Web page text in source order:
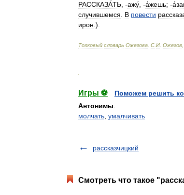
РАССКАЗА́ТЬ , -ажу́ , -а́жешь; -
случившемся
В повести
ирон .).
Толковый словарь Ожегова С И Ожегов
Игры ⚽
Поможем решить
Антонимы:
молчать умалчивать
рассказчицкий
Смотреть что такое